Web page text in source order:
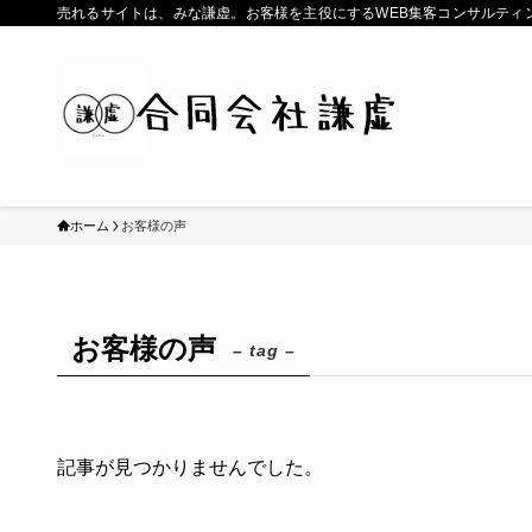
売れるサイトは、みな謙虚。お客様を主役にするWEB集客コンサルティ
ホーム お客様の声
お客様の声 – tag –
記事が見つかりませんでした。